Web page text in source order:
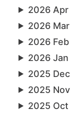
2026 Apr
2026 Mar
2026 Feb
2026 Jan
2025 Dec
2025 Nov
2025 Oct